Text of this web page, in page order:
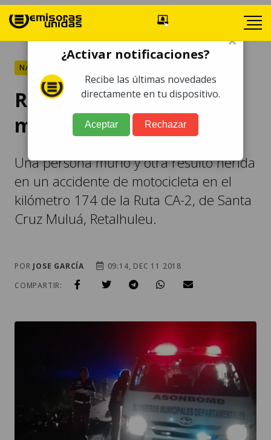
NACIONALES
Retalhuleu: motorista
muere en accidente
Una persona murió y otra resultó herida
en un accidente de motocicleta en el
kilómetro 174 de la Ruta CA-2, de Santa
Cruz Muluá, Retalhuleu.
POR JOSE GARCÍA
09:14, DEC 11 2018
COMPARTIR:
×
¿Activar notificaciones?
Recibe las últimas novedades
directamente en tu dispositivo.
Aceptar Rechazar